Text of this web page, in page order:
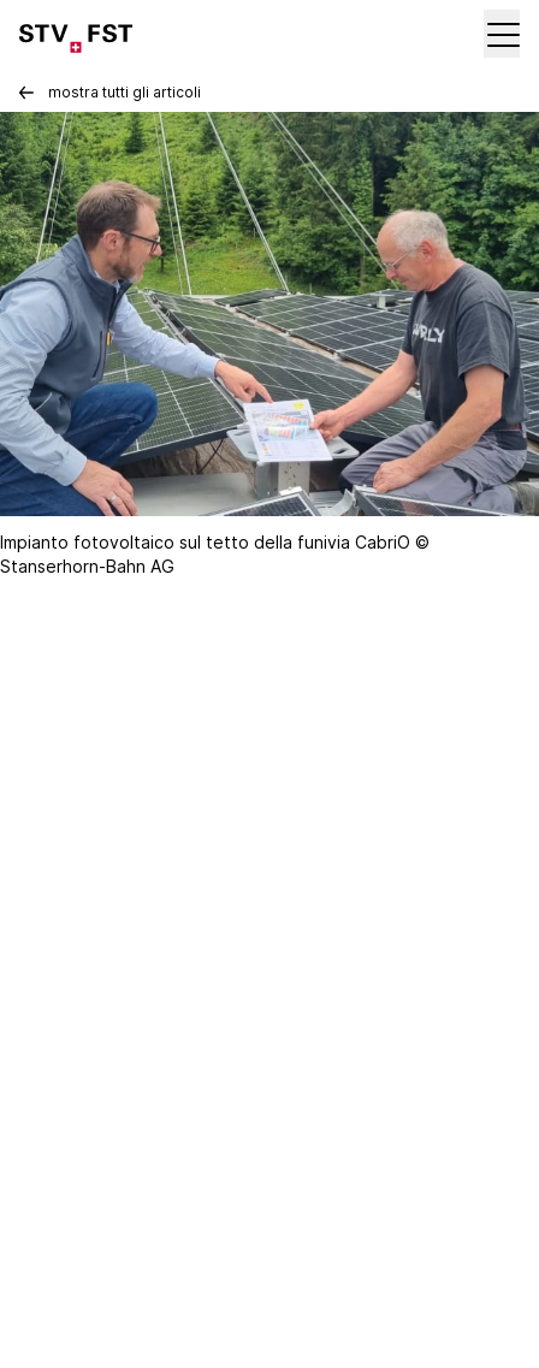
mostra tutti gli articoli
Impianto fotovoltaico sul tetto della funivia CabriO ©
Stanserhorn-Bahn AG